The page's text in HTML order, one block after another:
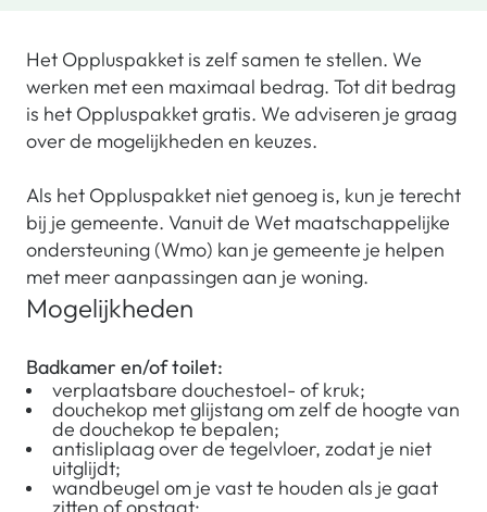
Het Oppluspakket is zelf samen te stellen. We
werken met een maximaal bedrag. Tot dit bedrag
is het Oppluspakket gratis. We adviseren je graag
over de mogelijkheden en keuzes.
Als het Oppluspakket niet genoeg is, kun je terecht
bij je gemeente. Vanuit de Wet maatschappelijke
ondersteuning (Wmo) kan je gemeente je helpen
met meer aanpassingen aan je woning.
Mogelijkheden
Badkamer en/of toilet:
verplaatsbare douchestoel- of kruk;
douchekop met glijstang om zelf de hoogte van
de douchekop te bepalen;
antisliplaag over de tegelvloer, zodat je niet
uitglijdt;
wandbeugel om je vast te houden als je gaat